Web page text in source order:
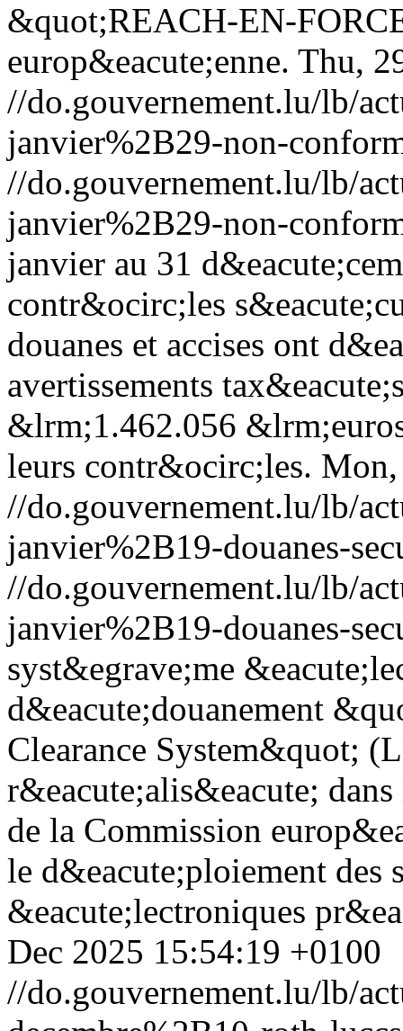
&quot;REACH-EN-
europ&eacute;enne. Thu,
//do.gouvernement.lu/lb/
janvier%2B29-non-
//do.gouvernement.lu/lb/
janvier%2B29-non-
janvier au 31
contr&ocirc;les
douanes et accises ont
avertissements
&lrm;1.462.056
leurs contr&ocirc;les. Mon,
//do.gouvernement.lu/lb/
janvier%2B19-douanes-
//do.gouvernement.lu/lb/
janvier%2B19-douanes-
syst&egrave;me
d&eacute;douanement
Clearance System&quot;
r&eacute;alis&eacute;
de la Commission
le d&eacute;ploiement des
&eacute;lectroniques
Dec 2025 15:54:19 +0100
//do.gouvernement.lu/lb/